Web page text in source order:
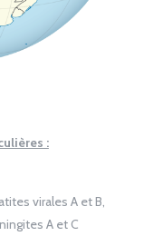
:
virales A et B,
A et C